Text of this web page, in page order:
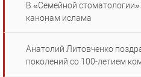
В «Семейной
канонам ислама
Анатолий Литовченко
поколений со 100-летием